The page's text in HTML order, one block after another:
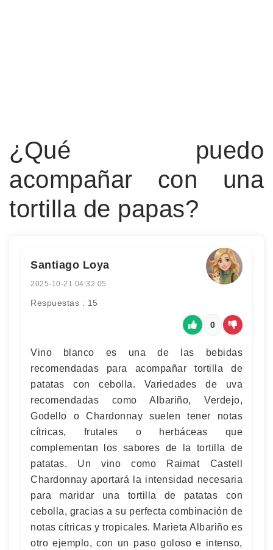
¿Qué puedo
acompañar con una
tortilla de papas?
Santiago Loya
2025-10-21 04:32:05
Respuestas : 15
0
Vino blanco es una de las bebidas
recomendadas para acompañar tortilla de
patatas con cebolla. Variedades de uva
recomendadas como Albariño, Verdejo,
Godello o Chardonnay suelen tener notas
cítricas, frutales o herbáceas que
complementan los sabores de la tortilla de
patatas. Un vino como Raimat Castell
Chardonnay aportará la intensidad necesaria
para maridar una tortilla de patatas con
cebolla, gracias a su perfecta combinación de
notas cítricas y tropicales. Marieta Albariño es
otro ejemplo, con un paso goloso e intenso,